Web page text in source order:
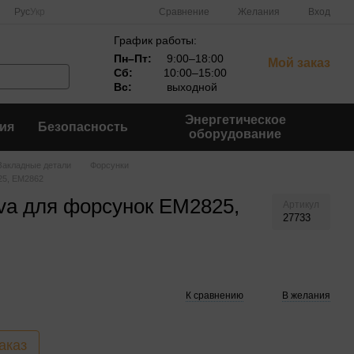
Рус Сравнение Желания Вход
График работы:
Пн–Пт:
9:00–18:00
Сб:
10:00–15:00
Вс:
выходной
Мой заказ
Безопасность
Энергетическое
оборудование
Закладные детали
Форсунки
EM2862
для форсунок EM2825,
27733
К сравнению В желания